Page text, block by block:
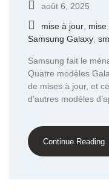
août 6, 2025
mise à jour mise
Samsung Galaxy
Samsung fait le
Quatre modèles
de mises à jour, et
d’autres modèles
Continue Reading